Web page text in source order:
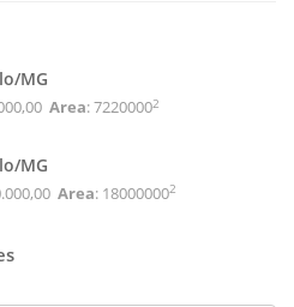
MG
Area: 72200002
MG
Area: 180000002